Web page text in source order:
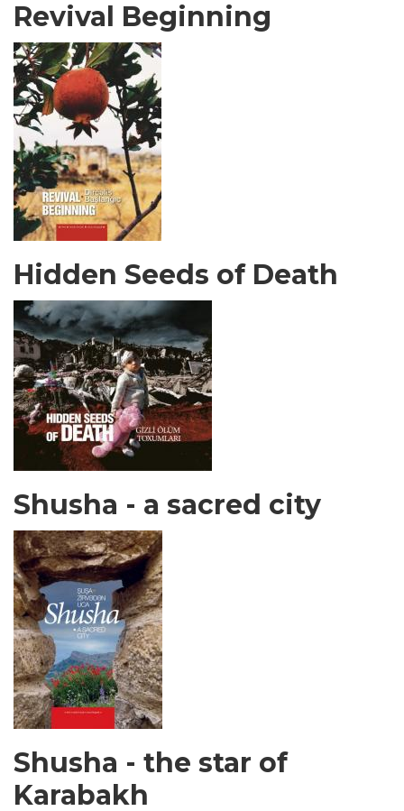
Revival Beginning
Hidden Seeds of Death
Shusha - a sacred city
Shusha - the star of
Karabakh